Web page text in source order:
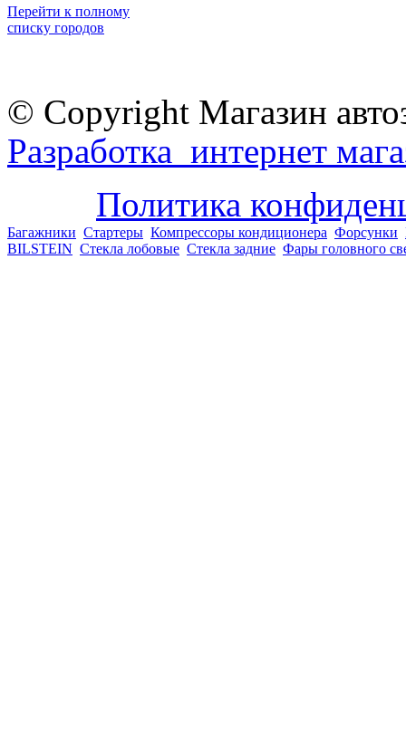
Перейти к полному
списку городов
© Copyright Магазин
Разработка интернет
Политика
Багажники Стартеры Компрессоры кондиционера Форсунки
BILSTEIN Стекла лобовые Стекла задние Фары головного